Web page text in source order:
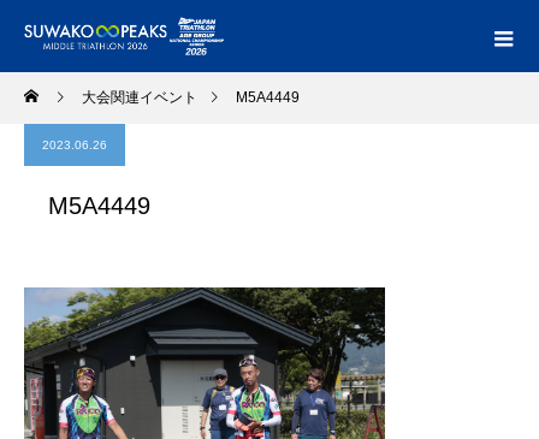
大会関連イベント M5A4449
2023.06.26
M5A4449